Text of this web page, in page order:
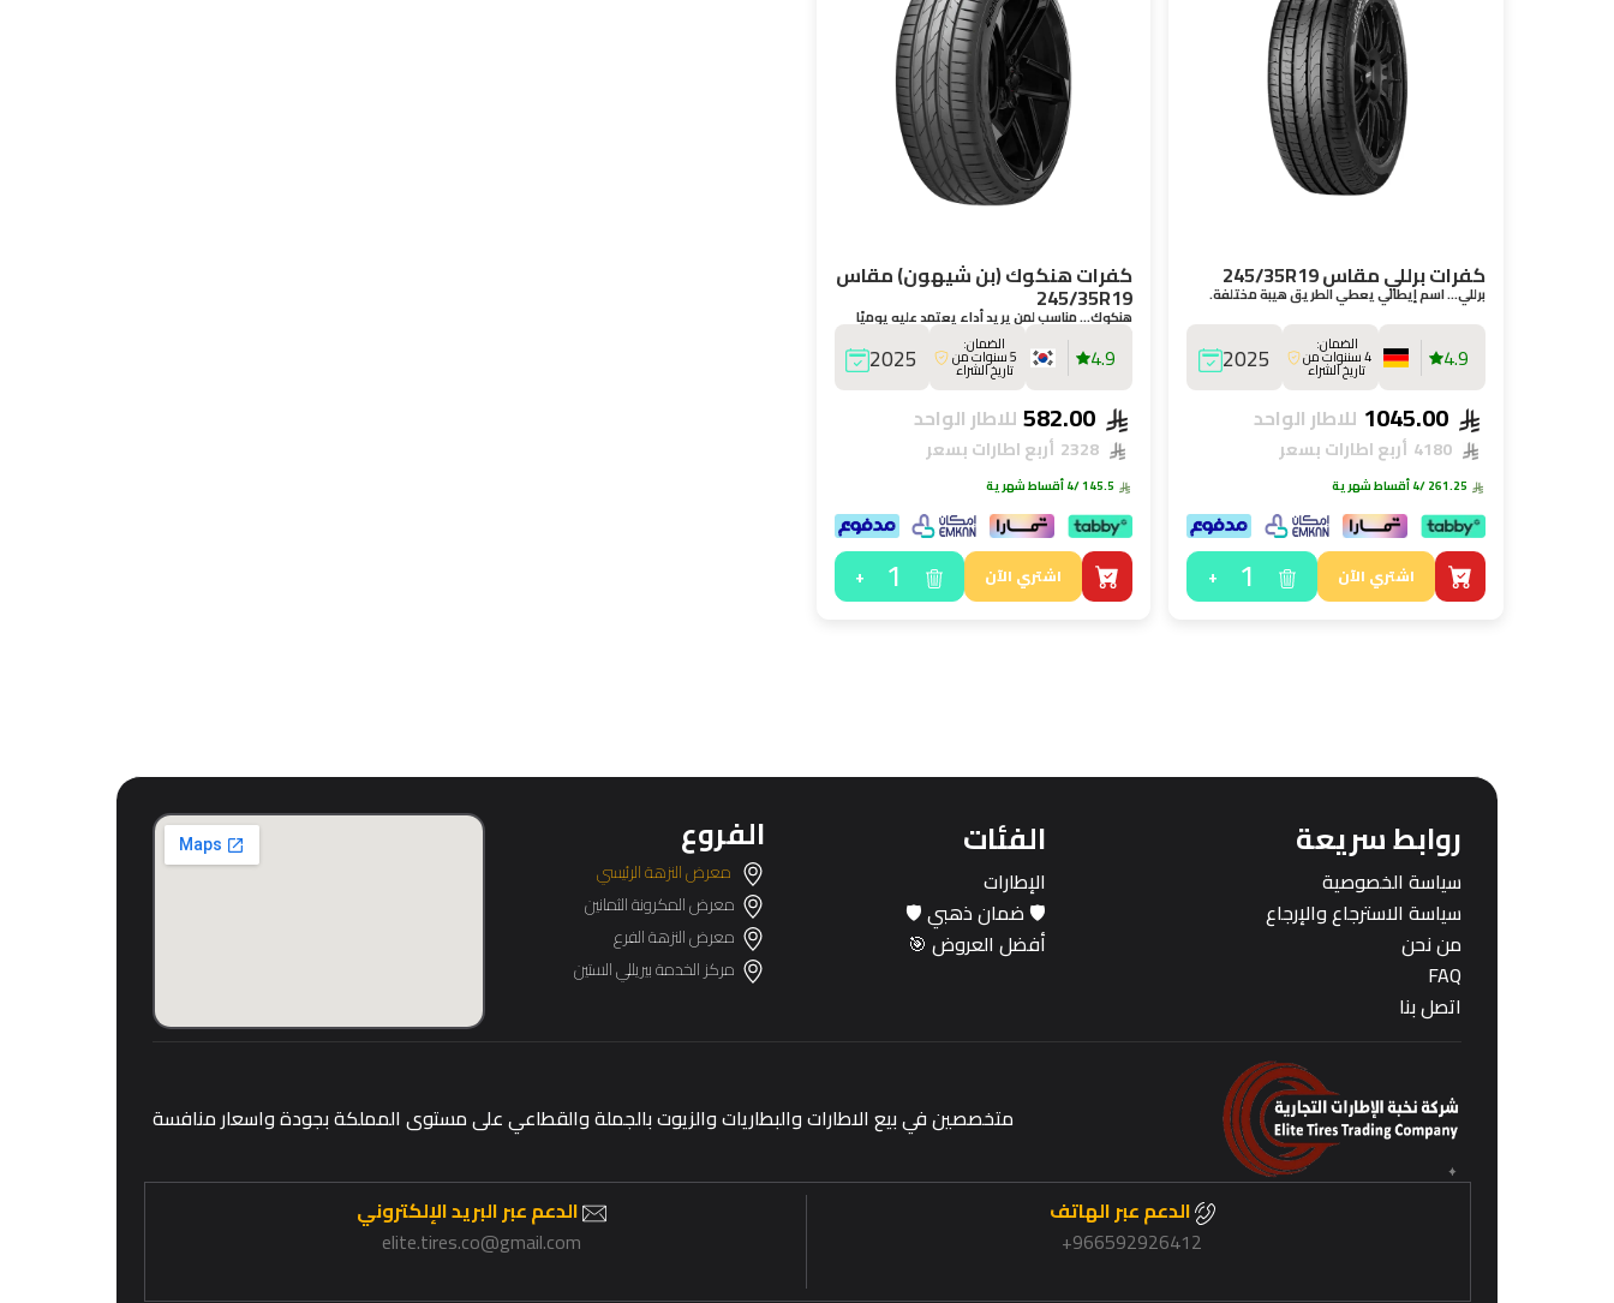
كفرات برللي مقاس 245/35R19
برللي… اسم إيطالي يعطي الطريق هيبة مختلفة.
4.9 الضمان:
4 سننوات من
تاريخ الشراء 2025
للاطار الواحد
أربع اطارات بسعر
/4 أقساط شهرية
اشتري الآن 1
+
كفرات هنكوك (بن شيهون) مقاس
245/35R19
هنكوك… مناسب لمن يريد أداء يعتمد عليه يوميًا
وعلى الخط.
4.9 الضمان:
5 سنوات من
تاريخ الشراء 2025
للاطار الواحد
أربع اطارات بسعر
/4 أقساط شهرية
اشتري الآن 1
+
روابط سريعة
سياسة الخصوصية
سياسة الاسترجاع والإرجاع
من نحن
FAQ
اتصل بنا
الفئات
الإطارات
🛡️ ضمان ذهبي 🛡️
أفضل العروض 🎯
الفروع
معرض النزهة الرئيسي
معرض المكرونة الثمانين
معرض النزهة الفرع
مركز الخدمة بيريللي الستين
متخصصين في بيع الاطارات والبطاريات والزيوت بالجملة والقطاعي على مستوى المملكة بجودة واسعار منافسة
الدعم عبر الهاتف
966592926412+
الدعم عبر البريد الإلكتروني
elite.tires.co@gmail.com